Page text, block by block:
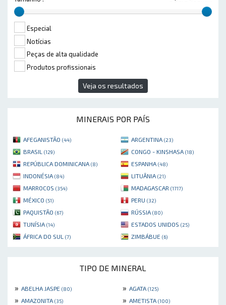
Especial
Notícias
Peças de alta qualidade
Produtos profissionais
Veja os resultados
MINERAIS POR PAÍS
AFEGANISTÃO (44) ARGENTINA (23)
BRASIL (129) CONGO - KINSHASA (18)
REPÚBLICA DOMINICANA (8) ESPANHA (48)
INDONÉSIA (84) LITUÂNIA (21)
MARROCOS (354) MADAGASCAR (1717)
MÉXICO (51) PERU (32)
PAQUISTÃO (67) RÚSSIA (80)
TUNÍSIA (14) ESTADOS UNIDOS (25)
ÁFRICA DO SUL (7) ZIMBÁBUE (6)
TIPO DE MINERAL
» ABELHA JASPE (80) » AGATA (125)
» AMAZONITA (35) » AMETISTA (100)